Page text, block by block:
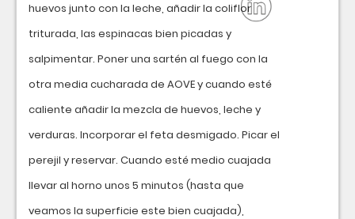
huevos junto con la leche, añadir la coliflor
triturada, las espinacas bien picadas y
salpimentar. Poner una sartén al fuego con la
otra media cucharada de AOVE y cuando esté
caliente añadir la mezcla de huevos, leche y
verduras. Incorporar el feta desmigado. Picar el
perejil y reservar. Cuando esté medio cuajada
llevar al horno unos 5 minutos (hasta que
veamos la superficie este bien cuajada),